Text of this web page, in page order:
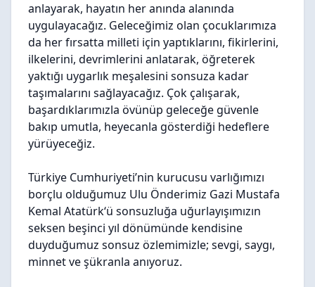
anlayarak, hayatın her anında alanında
uygulayacağız. Geleceğimiz olan çocuklarımıza
da her fırsatta milleti için yaptıklarını, fikirlerini,
ilkelerini, devrimlerini anlatarak, öğreterek
yaktığı uygarlık meşalesini sonsuza kadar
taşımalarını sağlayacağız. Çok çalışarak,
başardıklarımızla övünüp geleceğe güvenle
bakıp umutla, heyecanla gösterdiği hedeflere
yürüyeceğiz.
Türkiye Cumhuriyeti’nin kurucusu varlığımızı
borçlu olduğumuz Ulu Önderimiz Gazi Mustafa
Kemal Atatürk‘ü sonsuzluğa uğurlayışımızın
seksen beşinci yıl dönümünde kendisine
duyduğumuz sonsuz özlemimizle; sevgi, saygı,
minnet ve şükranla anıyoruz.